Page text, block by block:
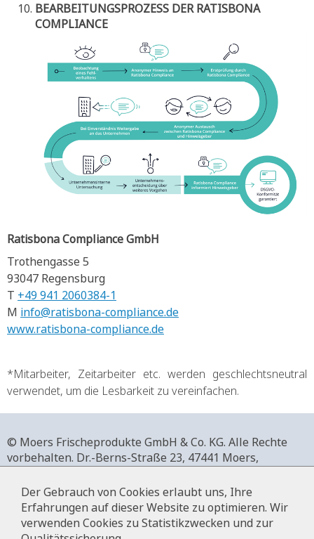
BEARBEITUNGSPROZESS DER RATISBONA
COMPLIANCE
Ratisbona Compliance GmbH
Trothengasse 5
93047 Regensburg
T +49 941 2060384-1
M info@ratisbona-compliance.de
www.ratisbona-compliance.de
*Mitarbeiter, Zeitarbeiter etc. werden geschlechtsneutral
verwendet, um die Lesbarkeit zu vereinfachen.
© Moers Frischeprodukte GmbH & Co. KG. Alle Rechte
vorbehalten. Dr.-Berns-Straße 23, 47441 Moers,
+49 2841 911-0,www.moers-frischeprodukte.de
Der Gebrauch von Cookies erlaubt uns, Ihre
Erfahrungen auf dieser Website zu optimieren. Wir
verwenden Cookies zu Statistikzwecken und zur